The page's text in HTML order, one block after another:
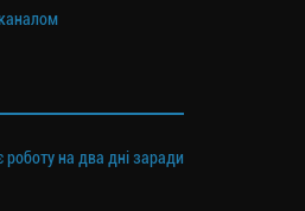
на два дні заради